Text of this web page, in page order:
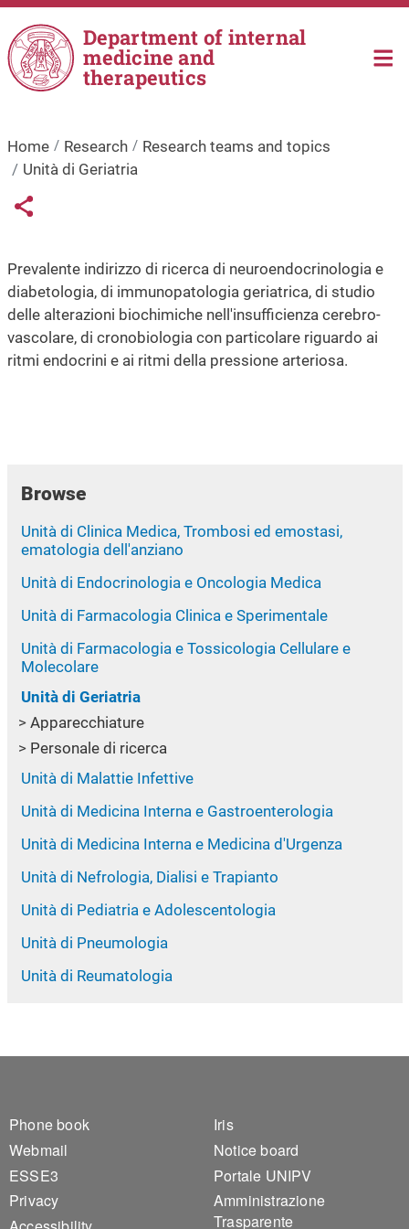
Skip to main content
Department of internal
medicine and
therapeutics
Home Research
Research teams and topics
Unità di Geriatria
Links condivisione social
Share button
Prevalente indirizzo di ricerca di neuroendocrinologia e
diabetologia, di immunopatologia geriatrica, di studio
delle alterazioni biochimiche nell'insufficienza cerebro-
vascolare, di cronobiologia con particolare riguardo ai
ritmi endocrini e ai ritmi della pressione arteriosa.
Browse
Unità di Clinica Medica, Trombosi ed emostasi,
ematologia dell'anziano
Unità di Endocrinologia e Oncologia Medica
Unità di Farmacologia Clinica e Sperimentale
Unità di Farmacologia e Tossicologia Cellulare e
Molecolare
Unità di Geriatria
Apparecchiature
Personale di ricerca
Unità di Malattie Infettive
Unità di Medicina Interna e Gastroenterologia
Unità di Medicina Interna e Medicina d'Urgenza
Unità di Nefrologia, Dialisi e Trapianto
Unità di Pediatria e Adolescentologia
Unità di Pneumologia
Unità di Reumatologia
Footer 1
Phone book
Webmail
ESSE3
Privacy
Footer 2
Iris
Notice board
Portale UNIPV
Amministrazione
Trasparente